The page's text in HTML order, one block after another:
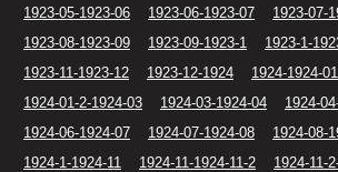
1923-05-1923-06
1923-06-1923-07
1923-07-
1923-08-1923-09
1923-09-1923-1
1923-1-
1923-11-1923-12
1923-12-1924
1924-1924-
1924-01-2-1924-03
1924-03-1924-04
1924-
1924-06-1924-07
1924-07-1924-08
1924-08-
1924-1-1924-11
1924-11-1924-11-2
1924-11-